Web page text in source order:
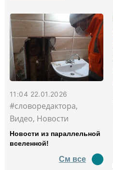
11:04 22.01.2026
#словоредактора,
Видео, Новости
Новости из параллельной
вселенной!
См все